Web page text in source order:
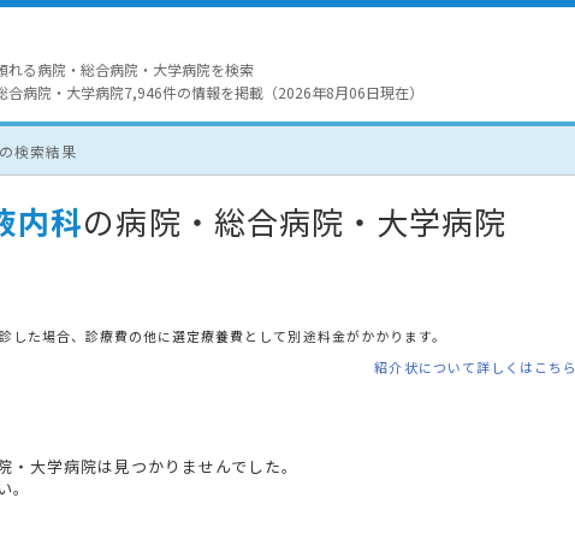
れる病院・総合病院・大学病院を検索
合病院・大学病院7,946件の情報を掲載（2026年8月06日現在）
の検索結果
内科の病院・総合病院・大学病院
した場合、診療費の他に選定療養費として別途料金がかかります。
紹介状について詳しくはこちら
大学病院は見つかりませんでした。